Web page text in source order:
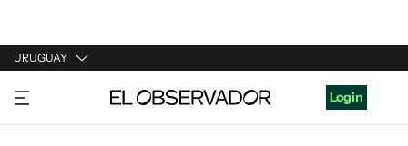
URUGUAY
URUGUAY
ARGENTINA
Login